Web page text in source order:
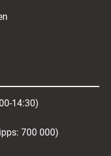
14:30)
700 000)